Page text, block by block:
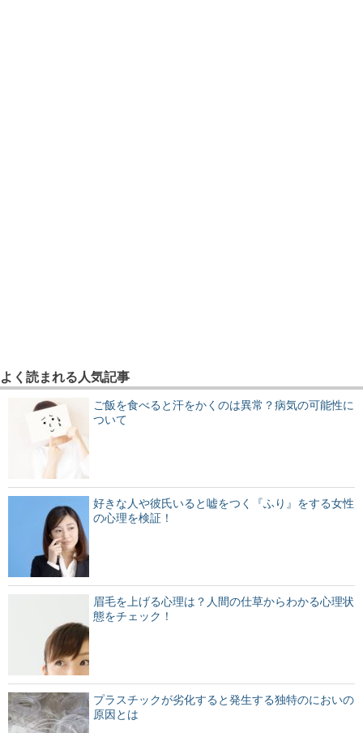
よく読まれる人気記事
ご飯を食べると汗をかくのは異常？病気の可能性に
ついて
好きな人や彼氏いると嘘をつく『ふり』をする女性
の心理を検証！
眉毛を上げる心理は？人間の仕草からわかる心理状
態をチェック！
プラスチックが劣化すると発生する独特のにおいの
原因とは